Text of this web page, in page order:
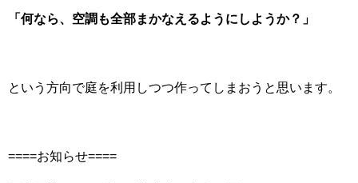
「何なら、空調も全部まかなえるようにしようか？」
という方向で庭を利用しつつ作ってしまおうと思います。
====お知らせ====